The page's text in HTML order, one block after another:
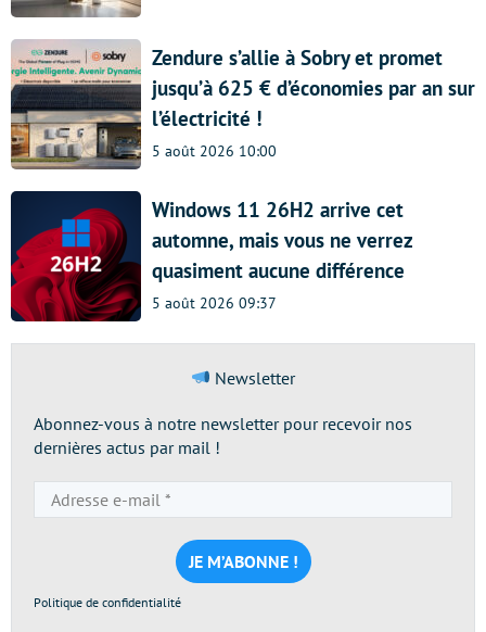
Zendure s’allie à Sobry et promet
jusqu’à 625 € d’économies par an sur
l’électricité !
5 août 2026 10:00
Windows 11 26H2 arrive cet
automne, mais vous ne verrez
quasiment aucune différence
5 août 2026 09:37
Newsletter
Abonnez-vous à notre newsletter pour recevoir nos
dernières actus par mail !
e-
mail
*
Politique de confidentialité